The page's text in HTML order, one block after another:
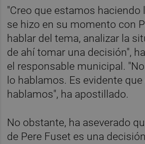
"Creo que estamos haciendo
se hizo en su momento con
hablar del tema, analizar la
de ahí tomar una decisión",
el responsable municipal.
lo hablamos. Es evidente
hablamos", ha apostillado.
No obstante, ha aseverado
de Pere Fuset es una